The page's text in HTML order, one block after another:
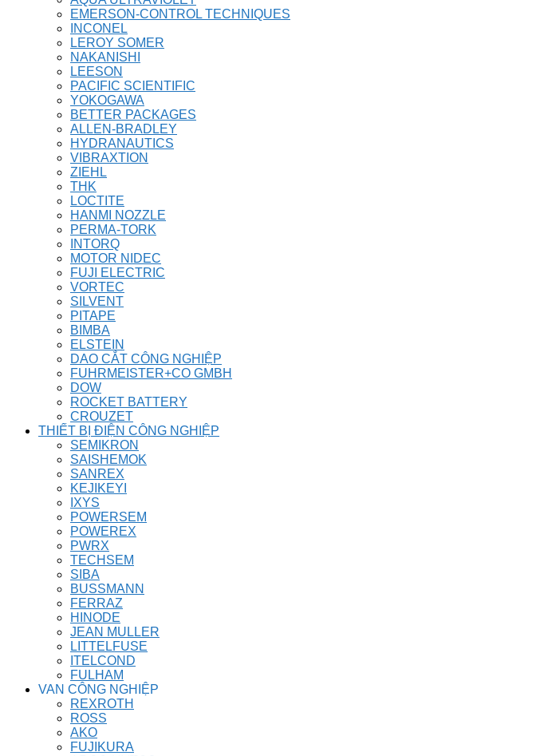
EMERSON-CONTROL TECHNIQUES
INCONEL
LEROY SOMER
NAKANISHI
LEESON
PACIFIC SCIENTIFIC
YOKOGAWA
BETTER PACKAGES
ALLEN-BRADLEY
HYDRANAUTICS
VIBRAXTION
ZIEHL
THK
LOCTITE
HANMI NOZZLE
PERMA-TORK
INTORQ
MOTOR NIDEC
FUJI ELECTRIC
VORTEC
SILVENT
PITAPE
BIMBA
ELSTEIN
DAO CẮT CÔNG NGHIỆP
FUHRMEISTER+CO GMBH
DOW
ROCKET BATTERY
CROUZET
THIẾT BỊ ĐIỆN CÔNG NGHIỆP
SEMIKRON
SAISHEMOK
SANREX
KEJIKEYI
IXYS
POWERSEM
POWEREX
PWRX
TECHSEM
SIBA
BUSSMANN
FERRAZ
HINODE
JEAN MULLER
LITTELFUSE
ITELCOND
FULHAM
VAN CÔNG NGHIỆP
REXROTH
ROSS
AKO
FUJIKURA